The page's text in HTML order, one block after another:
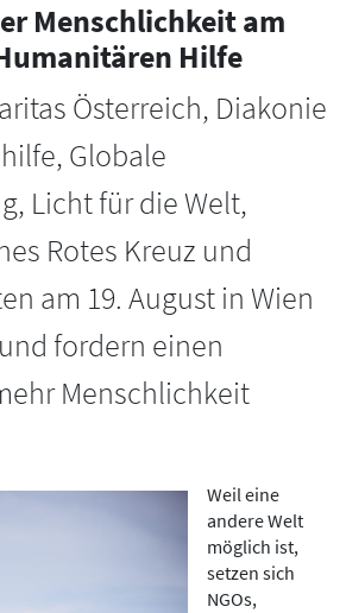
Menschlichkeit am
Hilfe
Österreich, Diakonie
Globale
Licht für die Welt,
Rotes Kreuz und
am 19. August in Wien
fordern einen
Menschlichkeit
Weil eine
andere Welt
möglich ist,
setzen sich
NGOs,